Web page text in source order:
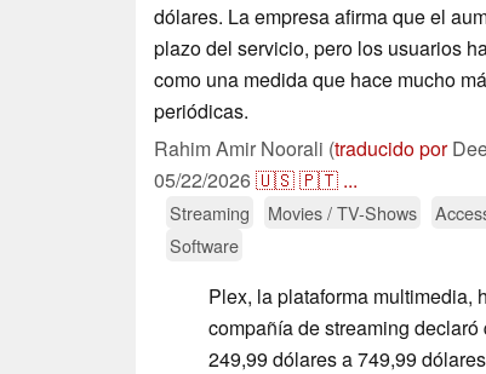
dólares. La empresa afirma que el
plazo del servicio, pero los usuarios
como una medida que hace mucho
periódicas.
Rahim Amir Noorali (traducido por
05/22/2026🇺🇸🇵🇹 ...
Streaming Movies / TV-Shows
Software
Plex, la plataforma multimedia,
compañía de streaming
249,99 dólares a 749,99